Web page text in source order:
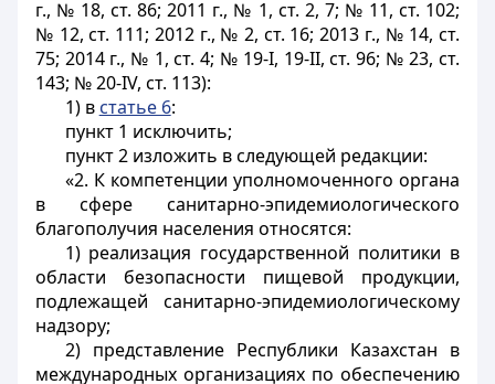
г., № 18, ст. 86; 2011 г., № 1, ст. 2, 7; № 11, ст. 102;
№ 12, ст. 111; 2012 г., № 2, ст. 16; 2013 г., № 14, ст.
75; 2014 г., № 1, ст. 4; № 19-I, 19-II, ст. 96; № 23, ст.
143; № 20-IV, ст. 113):
1) в статье 6:
пункт 1 исключить;
пункт 2 изложить в следующей редакции:
«2. К компетенции уполномоченного органа
в сфере санитарно-эпидемиологического
благополучия населения относятся:
1) реализация государственной политики в
области безопасности пищевой продукции,
подлежащей санитарно-эпидемиологическому
надзору;
2) представление Республики Казахстан в
международных организациях по обеспечению